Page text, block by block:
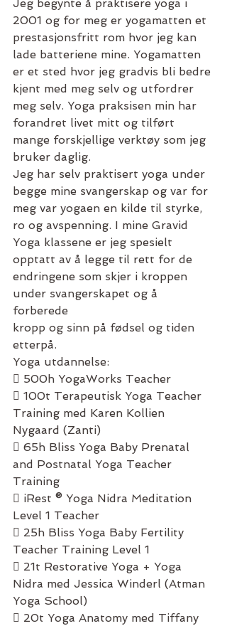
Jeg begynte å praktisere yoga i
2001 og for meg er yogamatten et
prestasjonsfritt rom hvor jeg kan
lade batteriene mine. Yogamatten
er et sted hvor jeg gradvis bli bedre
kjent med meg selv og utfordrer
meg selv. Yoga praksisen min har
forandret livet mitt og tilført
mange forskjellige verktøy som jeg
bruker daglig.
Jeg har selv praktisert yoga under
begge mine svangerskap og var for
meg var yogaen en kilde til styrke,
ro og avspenning. I mine Gravid
Yoga klassene er jeg spesielt
opptatt av å legge til rett for de
endringene som skjer i kroppen
under svangerskapet og å
forberede
kropp og sinn på fødsel og tiden
etterpå.
Yoga utdannelse:
 500h YogaWorks Teacher
 100t Terapeutisk Yoga Teacher
Training med Karen Kollien
Nygaard (Zanti)
 65h Bliss Yoga Baby Prenatal
and Postnatal Yoga Teacher
Training
 iRest ® Yoga Nidra Meditation
Level 1 Teacher
 25h Bliss Yoga Baby Fertility
Teacher Training Level 1
 21t Restorative Yoga + Yoga
Nidra med Jessica Winderl (Atman
Yoga School)
 20t Yoga Anatomy med Tiffany